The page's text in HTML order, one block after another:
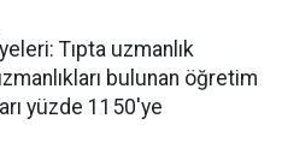
Tıpta uzmanlık
bulunan öğretim
yüzde 1150'ye